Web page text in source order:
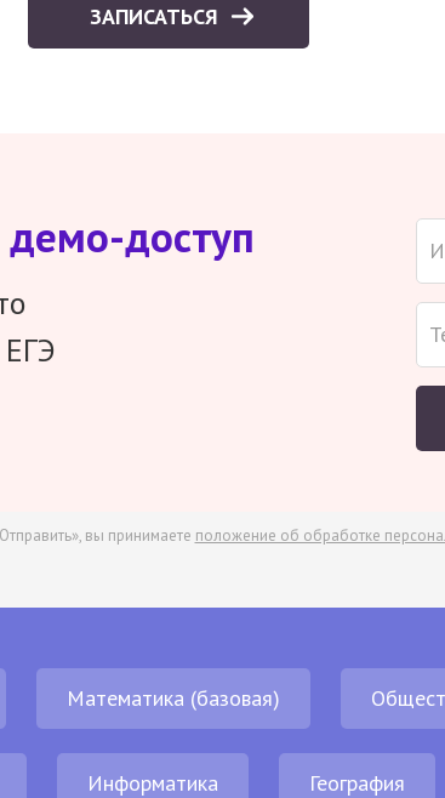
ЗАПИСАТЬСЯ
доступ
вы принимаете положение об обработке
Математика (базовая)
Информатика География